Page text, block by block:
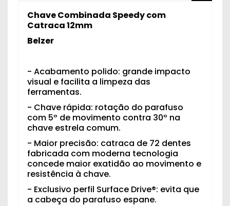
Chave Combinada Speedy com
Catraca 12mm
Belzer
- Acabamento polido: grande impacto
visual e facilita a limpeza das
ferramentas.
- Chave rápida: rotação do parafuso
com 5º de movimento contra 30º na
chave estrela comum.
- Maior precisão: catraca de 72 dentes
fabricada com moderna tecnologia
concede maior exatidão ao movimento e
resistência à chave.
- Exclusivo perfil Surface Drive®: evita que
a cabeça do parafuso espane.